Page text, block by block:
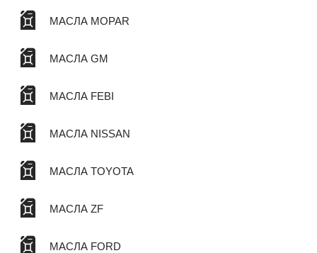
МАСЛА MOPAR
МАСЛА GM
МАСЛА FEBI
МАСЛА NISSAN
МАСЛА TOYOTA
МАСЛА ZF
МАСЛА FORD